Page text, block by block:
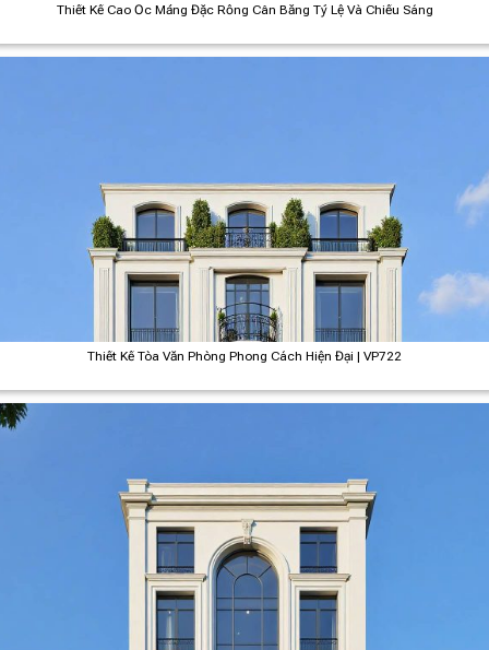
Thiết Kế Cao Ốc Mảng Đặc Rỗng Cân Bằng Tỷ Lệ Và Chiếu Sáng
Thiết Kế Tòa Văn Phòng Phong Cách Hiện Đại | VP722